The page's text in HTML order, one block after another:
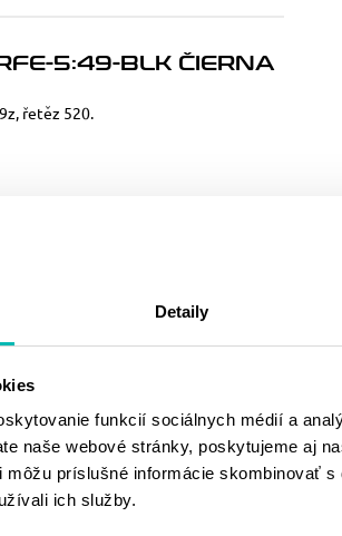
Detaily
funkcií sociálnych médií a
naše webové stránky, poskytujeme aj
môžu príslušné informácie skombinovať
ich služby.
5:49-BLK ČIERNA
řetěz 520.
PODOBNÉ
PRODUKTY